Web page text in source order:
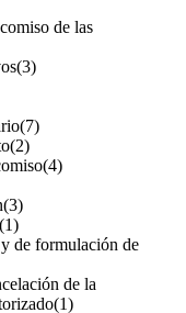
de las
(3)
(7)
(2)
(4)
(3)
(1)
de formulación de
de la
(1)